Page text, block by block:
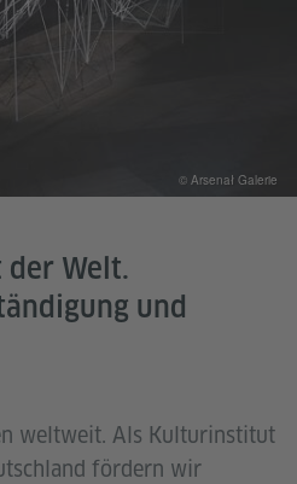
© Arsenał Galerie
der Welt.
und
weltweit. Als Kulturinstitut
fördern wir